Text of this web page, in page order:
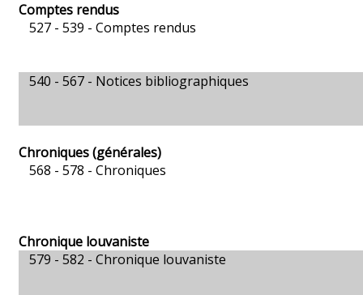
Comptes rendus
527 - 539 - Comptes rendus
540 - 567 - Notices bibliographiques
Chroniques (générales)
568 - 578 - Chroniques
Chronique louvaniste
579 - 582 - Chronique louvaniste